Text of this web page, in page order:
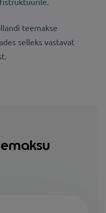
teemakse
selleks vastavat